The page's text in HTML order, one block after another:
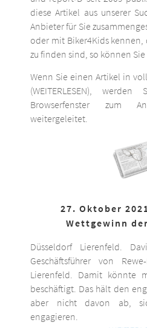
diese Artikel aus unserer
Anbieter für Sie
oder mit Biker4Kids
zu finden sind, so können
Wenn Sie einen Artikel in
(WEITERLESEN),
Browserfenster zum
weitergeleitet.
27. Oktober
Wettgewinn
Düsseldorf Lierenfeld.
Geschäftsführer von
Lierenfeld. Damit könnte
beschäftigt. Das hält den
aber nicht davon ab,
engagieren.